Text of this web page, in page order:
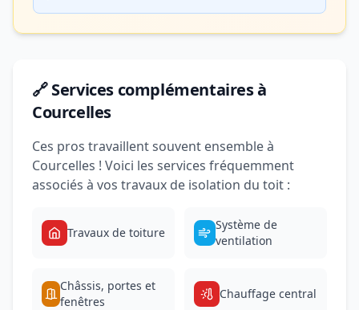
🔗 Services complémentaires à
Courcelles
Ces pros travaillent souvent ensemble à
Courcelles ! Voici les services fréquemment
associés à vos travaux de isolation du toit :
Travaux de toiture
Système de
ventilation
Châssis, portes et
fenêtres
Chauffage central